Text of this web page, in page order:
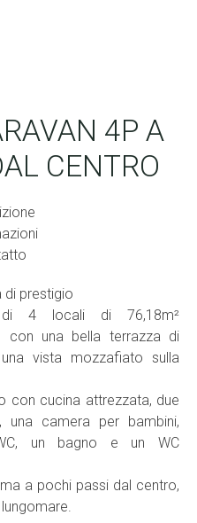
4P A
CENTRO
di prestigio
di 4 locali di 76,18m²
con una bella terrazza di
vista mozzafiato sulla
con cucina attrezzata, due
una camera per bambini,
un bagno e un WC
a pochi passi dal centro,